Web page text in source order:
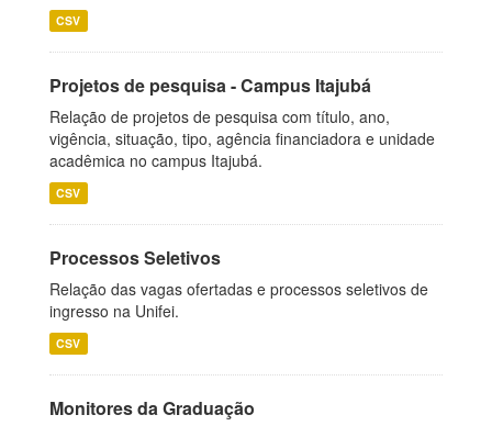
CSV
Projetos de pesquisa - Campus Itajubá
Relação de projetos de pesquisa com título, ano,
vigência, situação, tipo, agência financiadora e unidade
acadêmica no campus Itajubá.
CSV
Processos Seletivos
Relação das vagas ofertadas e processos seletivos de
ingresso na Unifei.
CSV
Monitores da Graduação